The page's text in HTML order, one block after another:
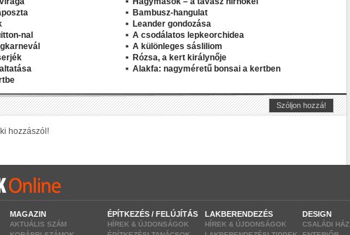
nal
Bambusz-hangulat
Leander gondozása
A csodálatos lepkeorchidea
A különleges sásliliom
Rózsa, a kert királynője
Alakfa: nagyméretű bonsai a kertben
MAGAZIN
AKTUÁLIS SZÁM
ÉPÍTKEZÉS / FELÚJÍTÁS
HÍREK & ÚJDONSÁGOK
LAKBERENDEZÉS
HÍREK & ÚJDONSÁGOK
DESIGN
CSALÁDI HÁZ